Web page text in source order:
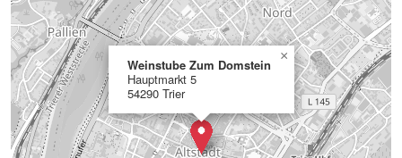
Weinstube Zum Domstein
Hauptmarkt 5
54290 Trier
×